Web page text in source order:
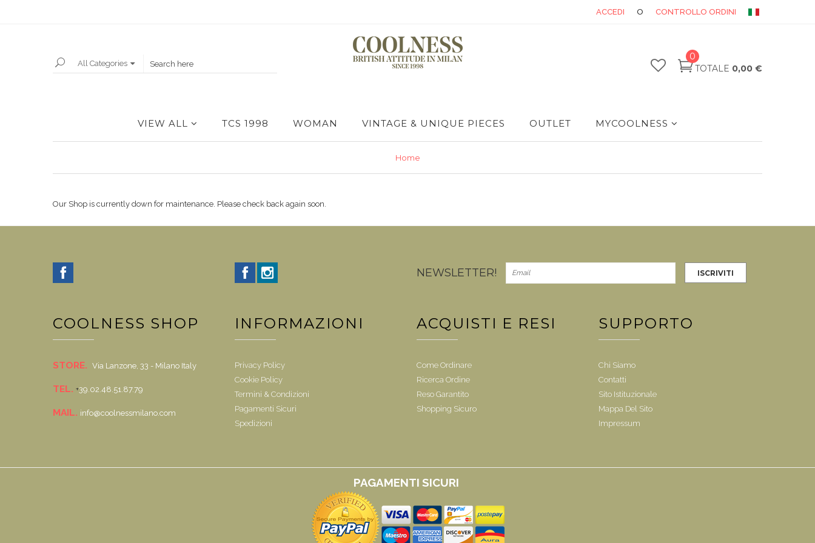
ACCEDI O CONTROLLO ORDINI
All Categories
0
TOTALE 0,00 €
VIEW ALL TCS 1998 WOMAN VINTAGE & UNIQUE PIECES OUTLET MYCOOLNESS
Home
Our Shop is currently down for maintenance. Please check back again soon.
NEWSLETTER!
COOLNESS SHOP
STORE. Via Lanzone, 33 - Milano Italy
TEL. +39.02.48.51.87.79
MAIL. info@coolnessmilano.com
INFORMAZIONI
Privacy Policy
Cookie Policy
Termini & Condizioni
Pagamenti Sicuri
Spedizioni
ACQUISTI E RESI
Come Ordinare
Ricerca Ordine
Reso Garantito
Shopping Sicuro
SUPPORTO
Chi Siamo
Contatti
Sito Istituzionale
Mappa Del Sito
Impressum
PAGAMENTI SICURI